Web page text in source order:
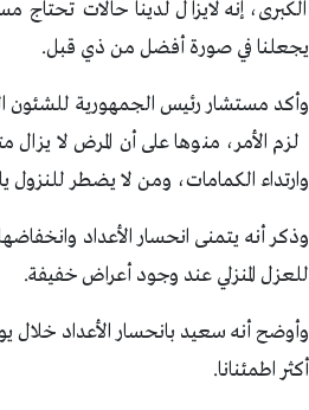
الكبرى، إنه لايزال لدينا حالات
يجعلنا في صورة أفضل من ذي قبل.
وأكد مستشار رئيس الجمهورية للشئون
لزم الأمر، منوها على أن المرض لا يزال
وارتداء الكمامات، ومن لا يضطر للنزول
وذكر أنه يتمنى انحسار الأعداد
للعزل المنزلي عند وجود أعراض خفيفة.
وأوضح أنه سعيد بانحسار الأعداد خلال
أكثر اطمئنانا.